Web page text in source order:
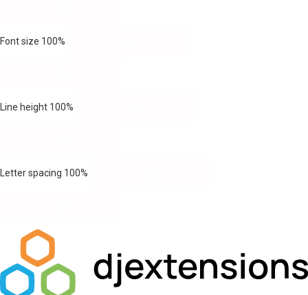
Font size 100%
Line height 100%
Letter spacing 100%